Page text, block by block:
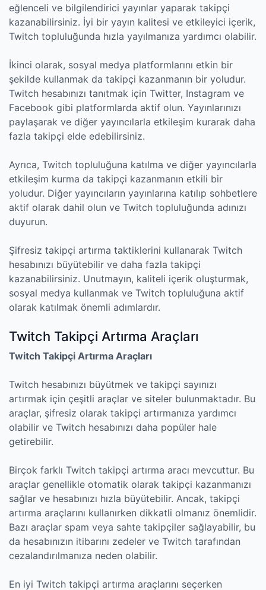
eğlenceli ve bilgilendirici yayınlar yaparak takipçi
kazanabilirsiniz. İyi bir yayın kalitesi ve etkileyici içerik,
Twitch topluluğunda hızla yayılmanıza yardımcı olabilir.
İkinci olarak, sosyal medya platformlarını etkin bir
şekilde kullanmak da takipçi kazanmanın bir yoludur.
Twitch hesabınızı tanıtmak için Twitter, Instagram ve
Facebook gibi platformlarda aktif olun. Yayınlarınızı
paylaşarak ve diğer yayıncılarla etkileşim kurarak daha
fazla takipçi elde edebilirsiniz.
Ayrıca, Twitch topluluğuna katılma ve diğer yayıncılarla
etkileşim kurma da takipçi kazanmanın etkili bir
yoludur. Diğer yayıncıların yayınlarına katılıp sohbetlere
aktif olarak dahil olun ve Twitch topluluğunda adınızı
duyurun.
Şifresiz takipçi artırma taktiklerini kullanarak Twitch
hesabınızı büyütebilir ve daha fazla takipçi
kazanabilirsiniz. Unutmayın, kaliteli içerik oluşturmak,
sosyal medya kullanmak ve Twitch topluluğuna aktif
olarak katılmak önemli adımlardır.
Twitch Takipçi Artırma Araçları
Twitch Takipçi Artırma Araçları
Twitch hesabınızı büyütmek ve takipçi sayınızı
artırmak için çeşitli araçlar ve siteler bulunmaktadır. Bu
araçlar, şifresiz olarak takipçi artırmanıza yardımcı
olabilir ve Twitch hesabınızı daha popüler hale
getirebilir.
Birçok farklı Twitch takipçi artırma aracı mevcuttur. Bu
araçlar genellikle otomatik olarak takipçi kazanmanızı
sağlar ve hesabınızı hızla büyütebilir. Ancak, takipçi
artırma araçlarını kullanırken dikkatli olmanız önemlidir.
Bazı araçlar spam veya sahte takipçiler sağlayabilir, bu
da hesabınızın itibarını zedeler ve Twitch tarafından
cezalandırılmanıza neden olabilir.
En iyi Twitch takipçi artırma araçlarını seçerken